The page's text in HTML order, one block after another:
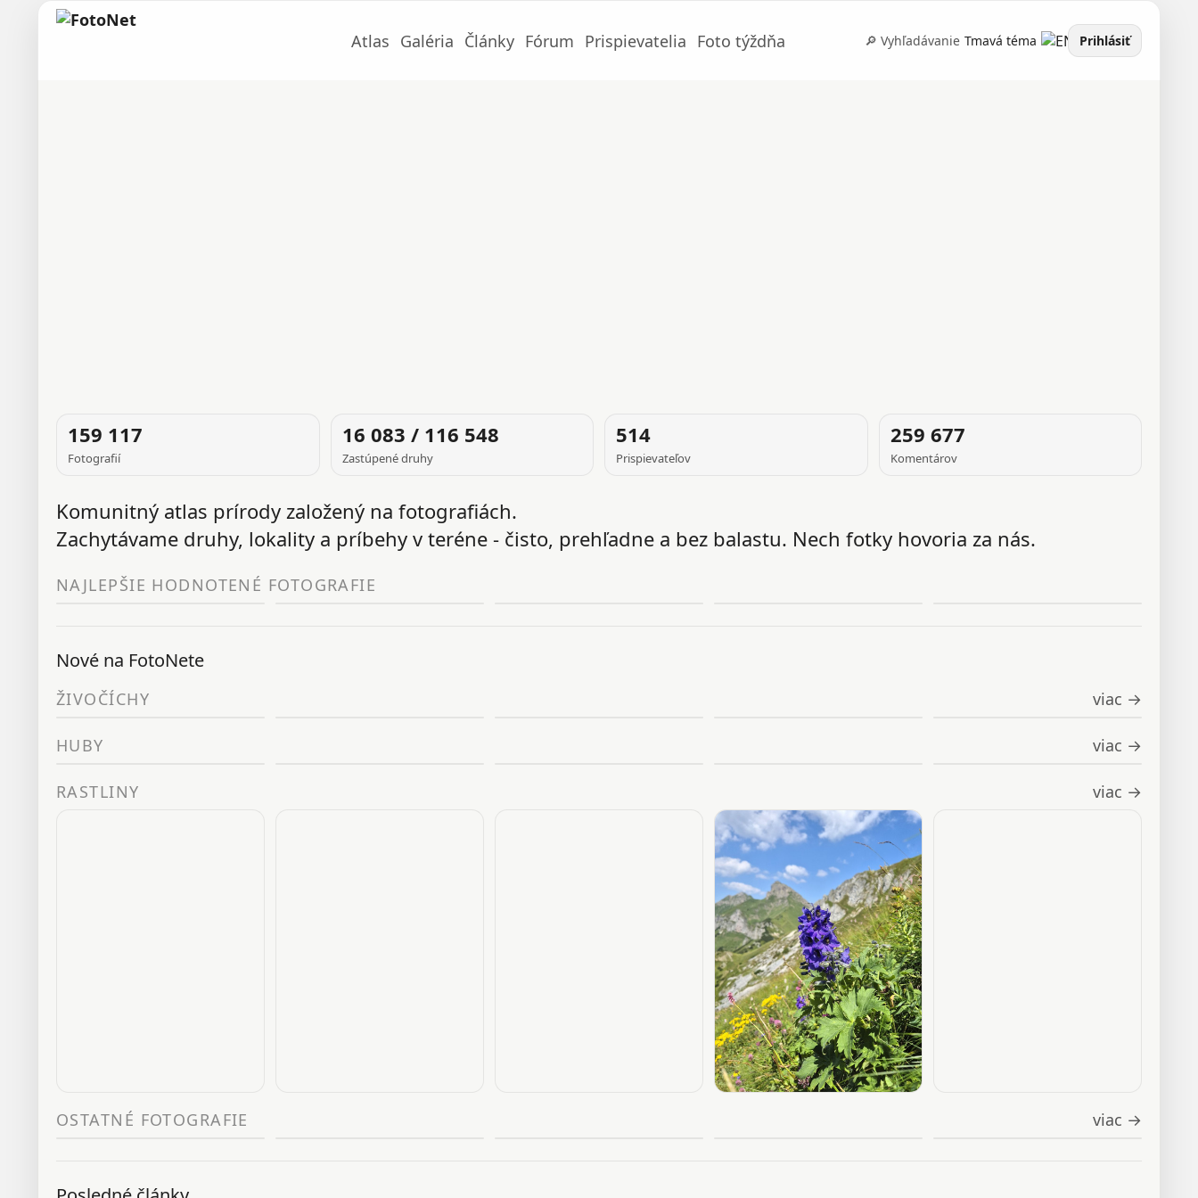
Atlas Galéria Články Fórum Prispievatelia Foto týždňa 🔎 Vyhľadávanie Tmavá téma Prihlásiť
FOTOGRAFIA
TÝŽDŇA
159 117
Fotografií
16 083 / 116 548
Zastúpené druhy
514
Prispievateľov
259 677
Komentárov
Komunitný atlas prírody založený na fotografiách.
Zachytávame druhy, lokality a príbehy v teréne - čisto, prehľadne a bez balastu. Nech fotky hovoria za nás.
NAJLEPŠIE HODNOTENÉ FOTOGRAFIE
Nové na FotoNete
ŽIVOČÍCHY viac →
HUBY viac →
RASTLINY viac →
OSTATNÉ FOTOGRAFIE viac →